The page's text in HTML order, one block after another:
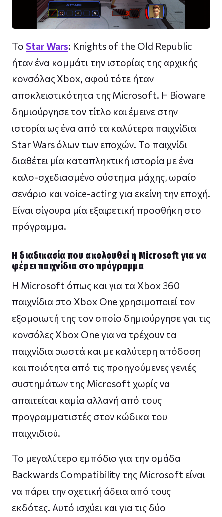
To Star Wars: Knights of the Old Republic
ήταν ένα κομμάτι την ιστορίας της αρχικής
κονσόλας Xbox, αφού τότε ήταν
αποκλειστικότητα της Microsoft. H Bioware
δημιούργησε τον τίτλο και έμεινε στην
ιστορία ως ένα από τα καλύτερα παιχνίδια
Star Wars όλων των εποχών. Το παιχνίδι
διαθέτει μία καταπληκτική ιστορία με ένα
καλο-σχεδιασμένο σύστημα μάχης, ωραίο
σενάριο και voice-acting για εκείνη την εποχή.
Είναι σίγουρα μία εξαιρετική προσθήκη στο
πρόγραμμα.
Η διαδικασία που ακολουθεί η Microsoft για να
φέρει παιχνίδια στο πρόγραμμα
Η Microsoft όπως και για τα Xbox 360
παιχνίδια στο Xbox One χρησιμοποιεί τον
εξομοιωτή της τον οποίο δημιούργησε γαι τις
κονσόλες Xbox One για να τρέχουν τα
παιχνίδια σωστά και με καλύτερη απόδοση
και ποιότητα από τις προηγούμενες γενιές
συστημάτων της Microsoft χωρίς να
απαιτείται καμία αλλαγή από τους
προγραμματιστές στον κώδικα του
παιχνιδιού.
Το μεγαλύτερο εμπόδιο για την ομάδα
Backwards Compatibility της Microsoft είναι
να πάρει την σχετική άδεια από τους
εκδότες. Αυτό ισχύει και για τις δύο